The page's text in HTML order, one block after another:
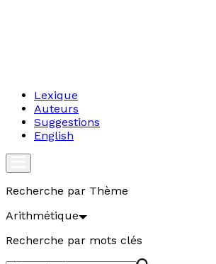
Lexique
Auteurs
Suggestions
English
Recherche par Thème
Arithmétique
Recherche par mots clés